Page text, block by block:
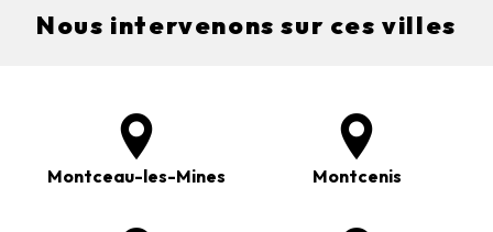
Nous intervenons sur ces villes
Montceau-les-Mines Montcenis